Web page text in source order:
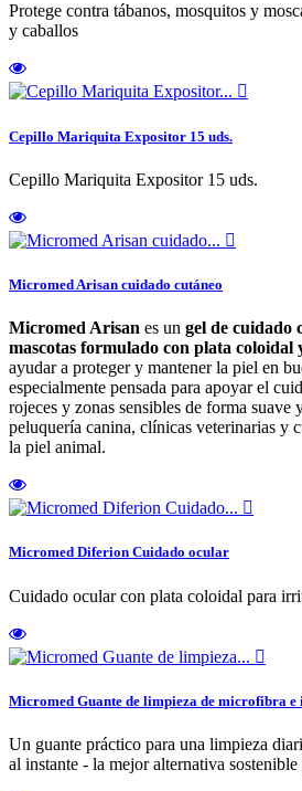
Protege contra tábanos, mosquitos y
y caballos

Cepillo Mariquita Expositor 15 uds.
Cepillo Mariquita Expositor 15 uds.

Micromed Arisan cuidado cutáneo
Micromed Arisan es un gel de cuidado
mascotas formulado con plata coloidal
ayudar a proteger y mantener la piel en
especialmente pensada para apoyar el
rojeces y zonas sensibles de forma
peluquería canina, clínicas veterinarias y
la piel animal.

Micromed Diferion Cuidado ocular
Cuidado ocular con plata coloidal para

Micromed Guante de limpieza de microfibra e
Un guante práctico para una limpieza
al instante - la mejor alternativa